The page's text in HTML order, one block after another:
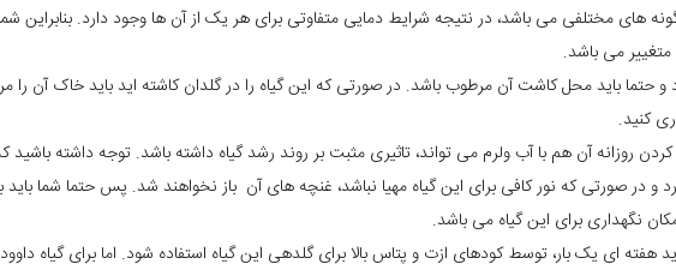
های مختلفی می باشد، در نتیجه شرایط دمایی متفاوتی برای هر یک از آن ها وجود دارد. بنابراین
و حتما باید محل کاشت آن مرطوب باشد. در صورتی که این گیاه را در گلدان کاشته اید باید خاک آن
کنید.
روزانه آن هم با آب ولرم می تواند، تاثیری مثبت بر روند رشد گیاه داشته باشد. توجه داشته
و در صورتی که نور کافی برای این گیاه مهیا نباشد، غنچه های آن باز نخواهند شد. پس حتما شما
نگهداری برای این گیاه می باشد.
ای یک بار، توسط کودهای ازت و پتاس بالا برای گلدهی این گیاه استفاده شود. اما برای گیاه داوودی